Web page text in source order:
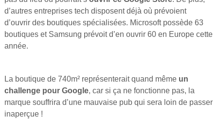
d’autres entreprises tech disposent déjà où prévoient
d’ouvrir des boutiques spécialisées. Microsoft possède 63
boutiques et Samsung prévoit d’en ouvrir 60 en Europe cette
année.
La boutique de 740m² représenterait quand même un
challenge pour Google, car si ça ne fonctionne pas, la
marque souffrira d’une mauvaise pub qui sera loin de passer
inaperçue !